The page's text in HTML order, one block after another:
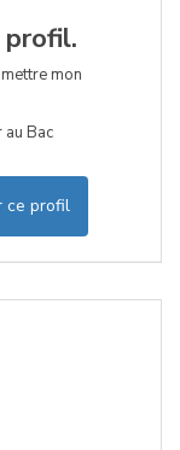
mon
au Bac
ce profil